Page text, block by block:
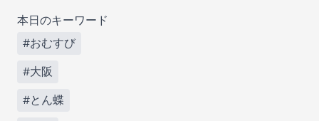
本日のキーワード
#おむすび
#大阪
#とん蝶